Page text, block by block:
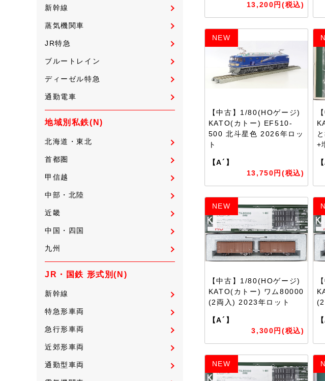
新幹線
蒸気機関車
JR特急
ブルートレイン
ディーゼル特急
通勤電車
地域別私鉄(N)
北海道・東北
首都圏
甲信越
中部・北陸
近畿
中国・四国
九州
JR・国鉄 形式別(N)
新幹線
特急形車両
急行形車両
近郊形車両
通勤型車両
13,200円(税込)
NEW
【中古】1/80(HOゲージ)
KATO(カトー) EF510-
500 北斗星色 2026年ロッ
ト
【A´】
13,750円(税込)
+
NEW
【中古】1/80(HOゲージ)
KATO(カトー) ワム80000
(2両入) 2023年ロット
【A´】
3,300円(税込)
NEW